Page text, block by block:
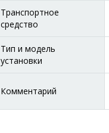
Транспортное
средство
Тип и модель
установки
Комментарий